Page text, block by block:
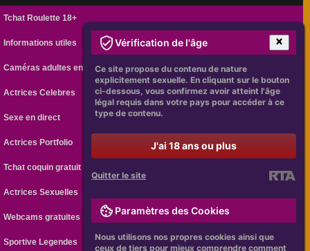
Tchat Roulette 18+
Informations utiles
Caméras adultes en ligne
Actrices Celebres
Sexe en direct
Actrices Portfolio
Tchat coquin gratuit
Actrices Sexuelles
Webcams gratuites
Sportive Legendes
Vérification de l'âge
Ce site propose du contenu de nature
explicitement sexuelle. En cliquant sur le bouton
ci-dessous, vous confirmez avoir atteint l'âge
légal requis dans votre pays pour accéder à ce
type de contenu.
J'ai 18 ans ou plus
Quitter le site
Paramètres des Cookies
Nous utilisons nos propres cookies ainsi que
ceux de tiers pour mieux comprendre comment